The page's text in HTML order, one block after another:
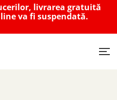
livrarea gratuită
va fi suspendată.